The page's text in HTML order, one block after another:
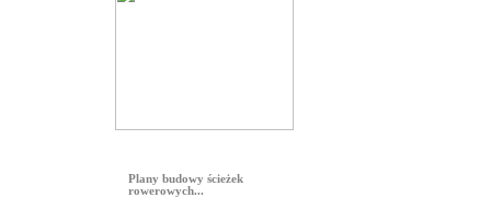
Plany budowy ścieżek
rowerowych...